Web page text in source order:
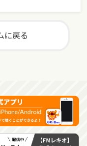
に戻る